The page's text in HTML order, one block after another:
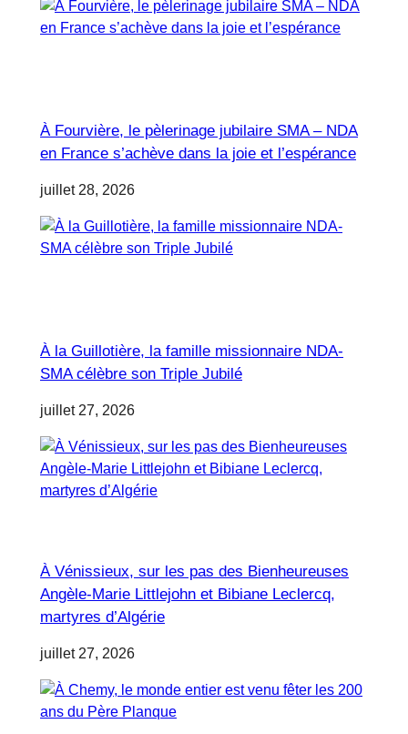
À Fourvière, le pèlerinage jubilaire SMA – NDA
en France s’achève dans la joie et l’espérance
juillet 28, 2026
À la Guillotière, la famille missionnaire NDA-
SMA célèbre son Triple Jubilé
juillet 27, 2026
À Vénissieux, sur les pas des Bienheureuses
Angèle-Marie Littlejohn et Bibiane Leclercq,
martyres d’Algérie
juillet 27, 2026